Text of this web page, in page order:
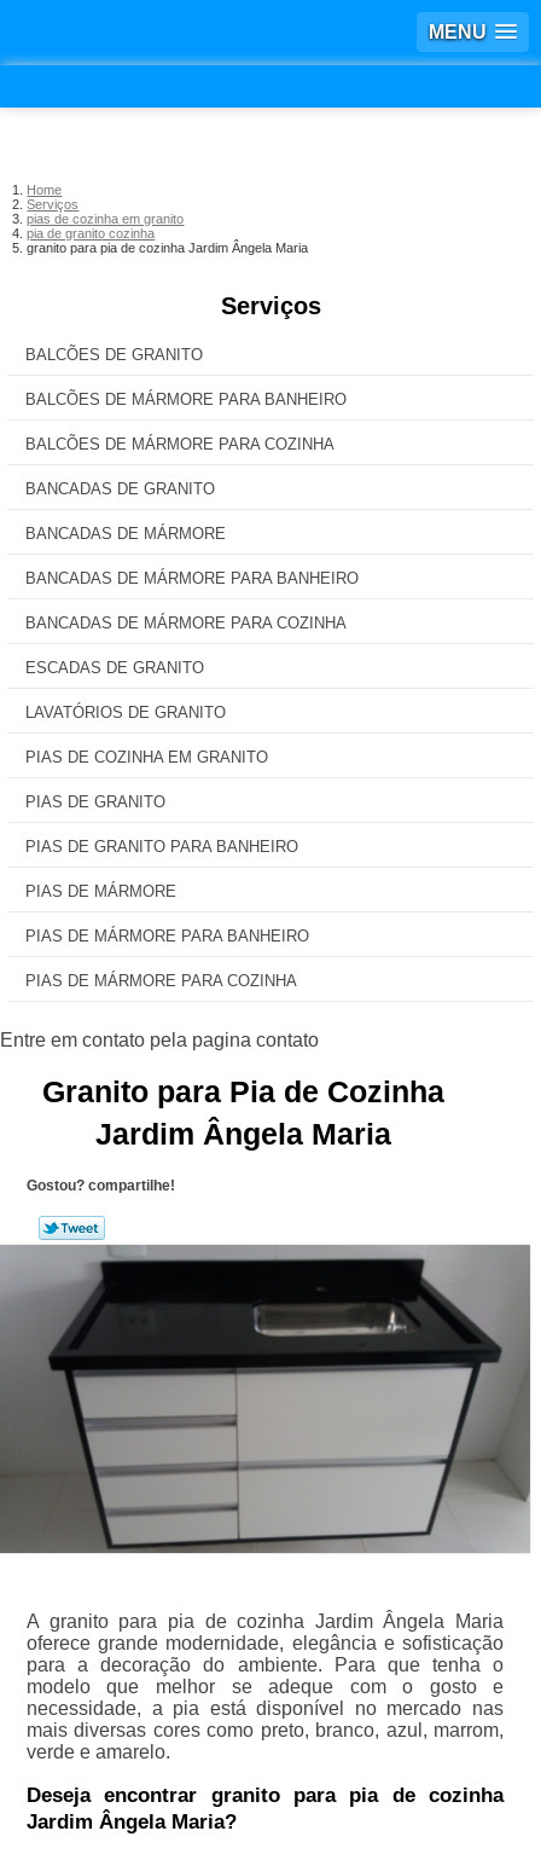
MENU
Home
Serviços
pias de cozinha em granito
pia de granito cozinha
granito para pia de cozinha Jardim Ângela Maria
Serviços
BALCÕES DE GRANITO
BALCÕES DE MÁRMORE PARA BANHEIRO
BALCÕES DE MÁRMORE PARA COZINHA
BANCADAS DE GRANITO
BANCADAS DE MÁRMORE
BANCADAS DE MÁRMORE PARA BANHEIRO
BANCADAS DE MÁRMORE PARA COZINHA
ESCADAS DE GRANITO
LAVATÓRIOS DE GRANITO
PIAS DE COZINHA EM GRANITO
PIAS DE GRANITO
PIAS DE GRANITO PARA BANHEIRO
PIAS DE MÁRMORE
PIAS DE MÁRMORE PARA BANHEIRO
PIAS DE MÁRMORE PARA COZINHA
Granito para Pia de Cozinha
Jardim Ângela Maria
Gostou? compartilhe!
A granito para pia de cozinha Jardim Ângela Maria
oferece grande modernidade, elegância e sofisticação
para a decoração do ambiente. Para que tenha o
modelo que melhor se adeque com o gosto e
necessidade, a pia está disponível no mercado nas
mais diversas cores como preto, branco, azul, marrom,
verde e amarelo.
Deseja encontrar granito para pia de cozinha
Jardim Ângela Maria?